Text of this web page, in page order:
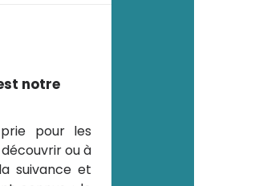
notre
pour les
ou à
suivance et